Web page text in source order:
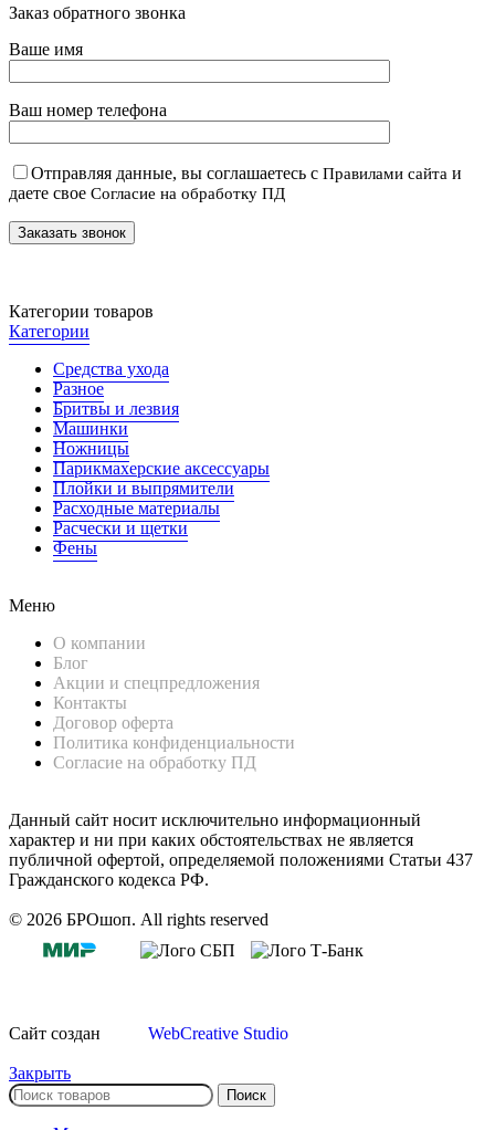
Заказ обратного звонка
Ваше имя
Ваш номер телефона
Отправляя данные, вы соглашаетесь с Правилами сайта и
даете свое Согласие на обработку ПД
Категории товаров
Категории
Средства ухода
Разное
Бритвы и лезвия
Машинки
Ножницы
Парикмахерские аксессуары
Плойки и выпрямители
Расходные материалы
Расчески и щетки
Фены
Меню
О компании
Блог
Акции и спецпредложения
Контакты
Договор оферта
Политика конфиденциальности
Согласие на обработку ПД
Данный сайт носит исключительно информационный
характер и ни при каких обстоятельствах не является
публичной офертой, определяемой положениями Статьи 437
Гражданского кодекса РФ.
© 2026 БРОшоп. All rights reserved
Сайт создан WebCreative Studio
Закрыть
Поиск